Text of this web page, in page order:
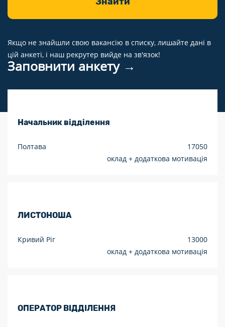
Якщо не знайшли свою вакансію в списку, лишайте дані в
цій анкеті, і наш рекрутер вийде на зв'язок!
Заповнити анкету →
Начальник відділення
Полтава
17050
оклад + додаткова мотивація
ЛИСТОНОША
Кривий Ріг
13000
оклад + додаткова мотивація
ОПЕРАТОР ВІДДІЛЕННЯ